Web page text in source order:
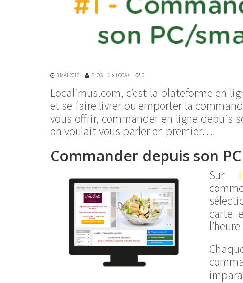
3 MAI 2016 BLOG LOCA+ 0
Localimus.com, c’est la plateforme en
et se faire livrer ou emporter la
vous offrir, commander en ligne depuis
on voulait vous parler en premier…
Commander depuis son PC
Sur
carte